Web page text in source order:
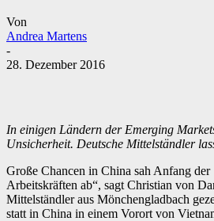
Von
Andrea Martens
-
28. Dezember 2016
In einigen Ländern der Emerging
Unsicherheit. Deutsche Mittelständler
Große Chancen in China sah Anfang
Arbeitskräften ab“, sagt Christian von
Mittelständler aus Mönchengladbach
statt in China in einem Vorort von